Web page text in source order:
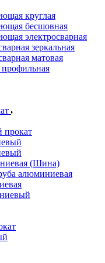
круглая
бесшовная
электросварная
зеркальная
матовая
(Шина)
алюминиевая